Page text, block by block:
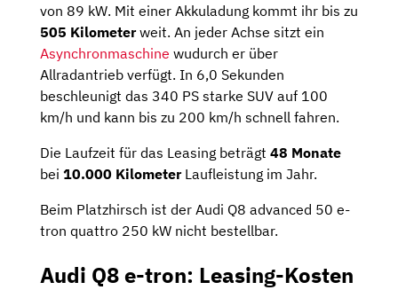
von 89 kW. Mit einer Akkuladung kommt ihr bis zu
505 Kilometerweit. An jeder Achse sitzt ein
Asynchronmaschine wudurch er über
Allradantrieb verfügt. In 6,0 Sekunden
beschleunigt das 340 PS starke SUV auf 100
km/h und kann bis zu 200 km/h schnell fahren.
Die Laufzeit für das Leasing beträgt 48 Monate
bei 10.000 KilometerLaufleistung im Jahr.
Beim Platzhirsch ist der Audi Q8 advanced 50 e-
tron quattro 250 kW nicht bestellbar.
Audi Q8 e-tron: Leasing-Kosten